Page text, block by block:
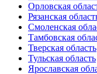
Орловская
Рязанская
Смоленская
Тамбовская
Тверская область
Тульская область
Ярославская